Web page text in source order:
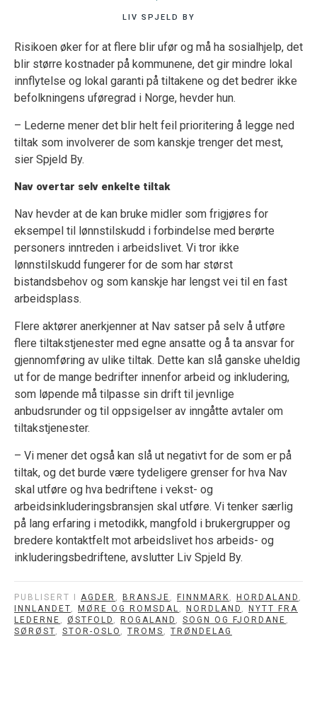
LIV SPJELD BY
Risikoen øker for at flere blir ufør og må ha sosialhjelp, det
blir større kostnader på kommunene, det gir mindre lokal
innflytelse og lokal garanti på tiltakene og det bedrer ikke
befolkningens uføregrad i Norge, hevder hun.
– Lederne mener det blir helt feil prioritering å legge ned
tiltak som involverer de som kanskje trenger det mest,
sier Spjeld By.
Nav overtar selv enkelte tiltak
Nav hevder at de kan bruke midler som frigjøres for
eksempel til lønnstilskudd i forbindelse med berørte
personers inntreden i arbeidslivet. Vi tror ikke
lønnstilskudd fungerer for de som har størst
bistandsbehov og som kanskje har lengst vei til en fast
arbeidsplass.
Flere aktører anerkjenner at Nav satser på selv å utføre
flere tiltakstjenester med egne ansatte og å ta ansvar for
gjennomføring av ulike tiltak. Dette kan slå ganske uheldig
ut for de mange bedrifter innenfor arbeid og inkludering,
som løpende må tilpasse sin drift til jevnlige
anbudsrunder og til oppsigelser av inngåtte avtaler om
tiltakstjenester.
– Vi mener det også kan slå ut negativt for de som er på
tiltak, og det burde være tydeligere grenser for hva Nav
skal utføre og hva bedriftene i vekst- og
arbeidsinkluderingsbransjen skal utføre. Vi tenker særlig
på lang erfaring i metodikk, mangfold i brukergrupper og
bredere kontaktfelt mot arbeidslivet hos arbeids- og
inkluderingsbedriftene, avslutter Liv Spjeld By.
PUBLISERT I AGDER , BRANSJE , FINNMARK , HORDALAND ,
INNLANDET, MØRE OG ROMSDAL , NORDLAND ,
NYTT FRA
LEDERNE , ØSTFOLD , ROGALAND , SOGN OG FJORDANE ,
SØRØST, STOR-OSLO , TROMS , TRØNDELAG